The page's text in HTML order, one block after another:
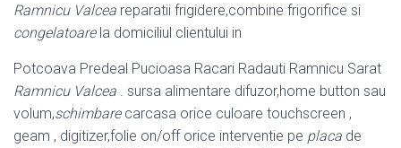
Ramnicu Valcea reparatii frigidere,combine frigorifice si
congelatoarela domiciliul clientului in
Potcoava Predeal Pucioasa Racari Radauti Ramnicu Sarat
Ramnicu Valcea . sursa alimentare difuzor,home button sau
volum,schimbarecarcasa orice culoare touchscreen ,
geam , digitizer,folie on/off orice interventie pe placa de